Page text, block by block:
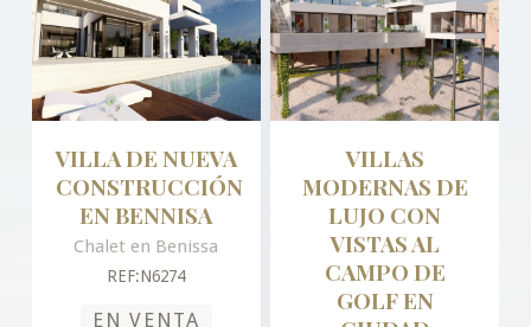
VILLA DE NUEVA
CONSTRUCCIÓN
EN BENNISA
Chalet en Benissa
REF:N6274
EN VENTA
VILLAS
MODERNAS DE
LUJO CON
VISTAS AL
CAMPO DE
GOLF EN